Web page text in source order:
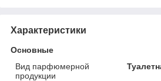
Характеристики
Основные
Вид парфюмерной
продукции